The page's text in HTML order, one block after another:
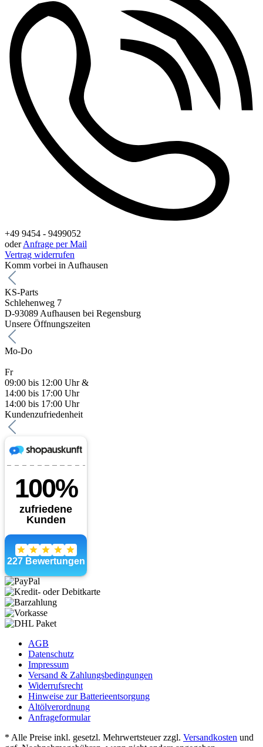
+49 9454 - 9499052
oderAnfrage per Mail
Vertrag widerrufen
Komm vorbei in Aufhausen
KS-Parts
Schlehenweg 7
D-93089 Aufhausen bei Regensburg
Unsere Öffnungszeiten
Mo-Do
Fr
09:00 bis 12:00 Uhr &
14:00 bis 17:00 Uhr
14:00 bis 17:00 Uhr
Kundenzufriedenheit
AGB
Datenschutz
Impressum
Versand & Zahlungsbedingungen
Widerrufsrecht
Hinweise zur Batterieentsorgung
Altölverordnung
Anfrageformular
* Alle Preise inkl. gesetzl. Mehrwertsteuer zzgl. Versandkosten und